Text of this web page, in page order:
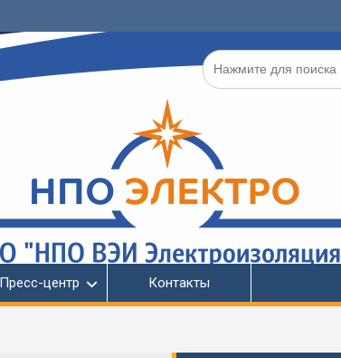
Поиск
по:
Пресс-центр Контакты